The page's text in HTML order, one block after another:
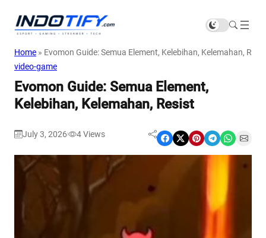
Home » Evomon Guide: Semua Element, Kelebihan, Kelemahan,
video-game
Evomon Guide: Semua Element,
Kelebihan, Kelemahan, Resist
July 3, 2026 4Views Share on Facebook Share on X Share on Pinterest Share on Telegram Share on WhatsApp Share on Email